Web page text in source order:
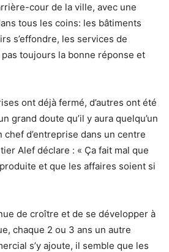
cour de la ville, avec une
tous les coins: les bâtiments
s’effondre, les services de
toujours la bonne réponse et
ont déjà fermé, d’autres ont été
grand doute qu’il y aura quelqu’un
chef d’entreprise dans un centre
Alef déclare : « Ça fait mal que
et que les affaires soient si
de croître et de se développer à
chaque 2 ou 3 ans un autre
s’y ajoute, il semble que les